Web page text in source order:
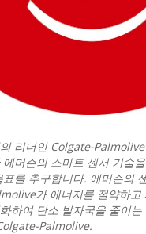
리더인 Colgate-
머슨의 스마트 센서 기술
표를 추구합니다. 에머슨의
가 에너지를 절약하고
하여 탄소 발자국을 줄이
Palmolive.